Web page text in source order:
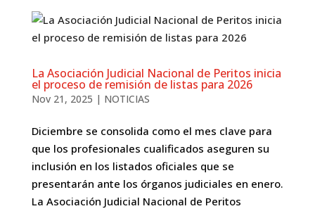
La Asociación Judicial Nacional de Peritos inicia
el proceso de remisión de listas para 2026
Nov 21, 2025 | NOTICIAS
Diciembre se consolida como el mes clave para
que los profesionales cualificados aseguren su
inclusión en los listados oficiales que se
presentarán ante los órganos judiciales en enero.
La Asociación Judicial Nacional de Peritos